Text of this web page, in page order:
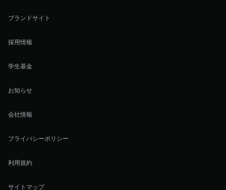
ブランドサイト
採用情報
学生基金
お知らせ
会社情報
プライバシーポリシー
利用規約
サイトマップ